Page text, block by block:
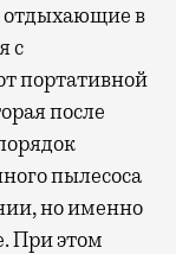
в
с
портативной
после
пылесоса
но именно
При этом